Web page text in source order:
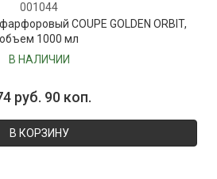
001044
COUPE GOLDEN ORBIT,
объем 1000 мл
В НАЛИЧИИ
руб. 90 коп.
В КОРЗИНУ